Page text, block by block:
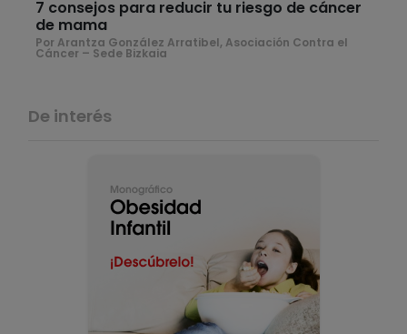
7 consejos para reducir tu riesgo de cáncer
de mama
Por Arantza González Arratibel, Asociación Contra el
Cáncer – Sede Bizkaia
De interés